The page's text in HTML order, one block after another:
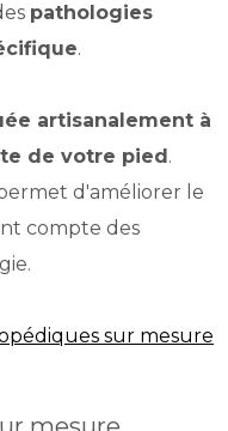
pathologies
.
artisanalement à
de votre pied .
d'améliorer le
compte des
sur mesure